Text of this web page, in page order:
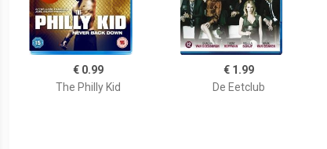
€ 0.99
The Philly Kid
€ 1.99
De Eetclub